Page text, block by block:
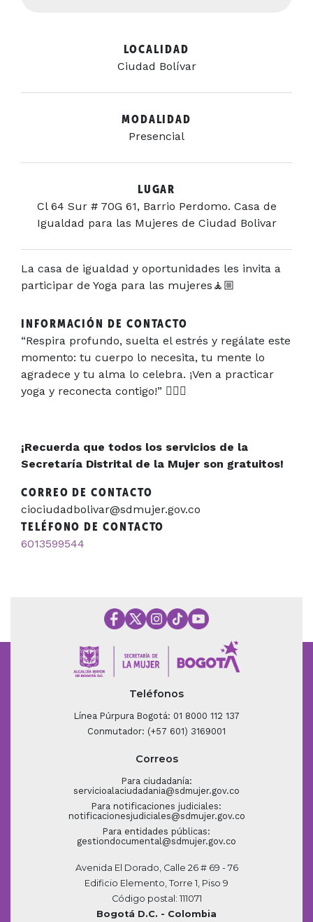
LOCALIDAD
Ciudad Bolívar
MODALIDAD
Presencial
LUGAR
Cl 64 Sur # 70G 61, Barrio Perdomo. Casa de
Igualdad para las Mujeres de Ciudad Bolivar
La casa de igualdad y oportunidades les invita a
participar de Yoga para las mujeres 🧘🏼
INFORMACIÓN DE CONTACTO
“Respira profundo, suelta el estrés y regálate este
momento: tu cuerpo lo necesita, tu mente lo
agradece y tu alma lo celebra. ¡Ven a practicar
yoga y reconecta contigo!” 🧘‍♀️✨
¡Recuerda que todos los servicios de la
Secretaría Distrital de la Mujer son gratuitos!
CORREO DE CONTACTO
ciociudadbolivar@sdmujer.gov.co
TELÉFONO DE CONTACTO
6013599544
Teléfonos
Línea Púrpura Bogotá: 01 8000 112 137
Conmutador: (+57 601) 3169001
Correos
Para ciudadanía:
servicioalaciudadania@sdmujer.gov.co
Para notificaciones judiciales:
notificacionesjudiciales@sdmujer.gov.co
Para entidades públicas:
gestiondocumental@sdmujer.gov.co
Avenida El Dorado, Calle 26 # 69 - 76
Edificio Elemento, Torre 1, Piso 9
Código postal: 111071
Bogotá D.C. - Colombia